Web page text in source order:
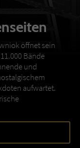
öffnet sein
Bände
und
aufwartet.